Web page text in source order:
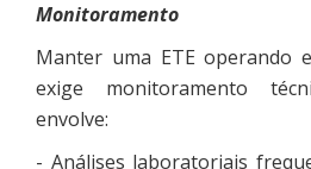
Monitoramento
Manter uma ETE operando
exige monitoramento
envolve:
- Análises laboratoriais